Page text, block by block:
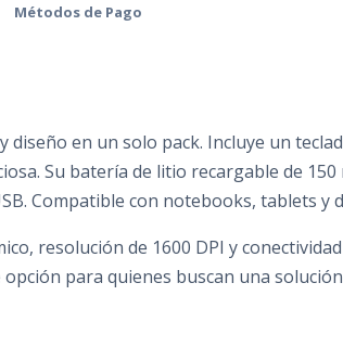
Métodos de Pago
diseño en un solo pack. Incluye un
Su batería de litio recargable de
Compatible con notebooks, tablets y
resolución de 1600 DPI y
para quienes buscan una